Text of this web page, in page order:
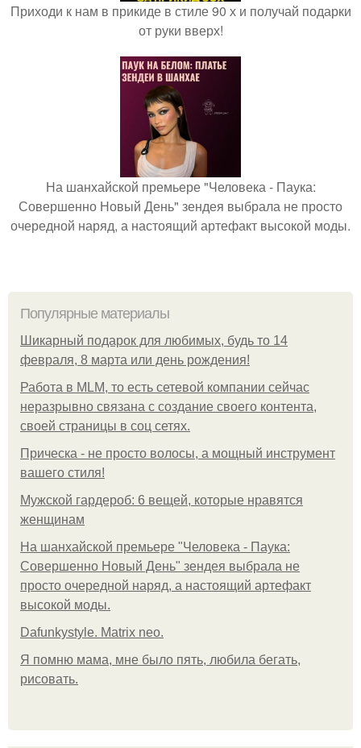
Приходи к нам в прикиде в стиле 90 х и получай подарки
от руки вверх!
На шанхайской премьере "Человека - Паука:
Совершенно Новый День" зендея выбрала не просто
очередной наряд, а настоящий артефакт высокой моды.
Популярные материалы
Шикарный подарок для любимых, будь то 14
февраля, 8 марта или день рождения!
Работа в MLM, то есть сетевой компании сейчас
неразрывно связана с создание своего контента,
своей страницы в соц сетях.
Прическа - не просто волосы, а мощный инструмент
вашего стиля!
Мужской гардероб: 6 вещей, которые нравятся
женщинам
На шанхайской премьере "Человека - Паука:
Совершенно Новый День" зендея выбрала не
просто очередной наряд, а настоящий артефакт
высокой моды.
Dafunkystyle. Matrix neo.
Я помню мама, мне было пять, любила бегать,
рисовать.